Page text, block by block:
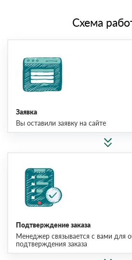
Схема
Заявка
Вы оставили заявку на сайте
Подтверждение заказа
Менеджер связывается с вами для
подтверждения заказа